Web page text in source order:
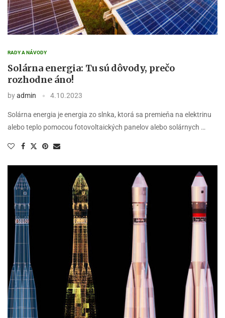
RADY A NÁVODY
Solárna energia: Tu sú dôvody, prečo
rozhodne áno!
byadmin 4.10.2023
Solárna energia je energia zo slnka, ktorá sa premieňa na elektrinu
alebo teplo pomocou fotovoltaických panelov alebo solárnych …